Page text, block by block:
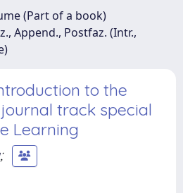
(Part of a book)
Append., Postfaz. (Intr.,
to the
track special
Learning
;